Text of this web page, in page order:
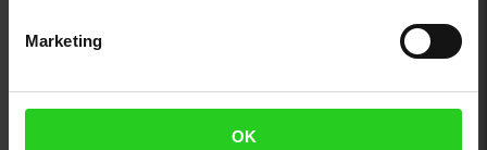
Marketing
OK
material-oberstoff-oberer-teil: 100% not_applicable
material-oberstoff-rueckseite: 100% not_applicable
material-verzierung: 100% not_applicable
material_futter: 100% not_applicable
oberstoff_unterer_teil: 100% not_applicable